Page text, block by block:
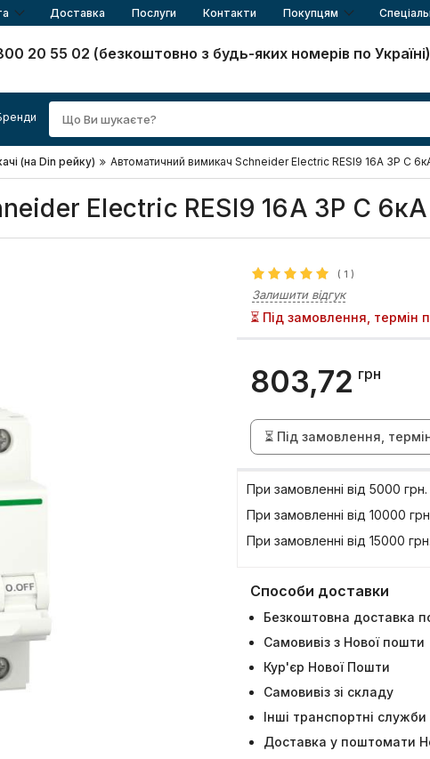
Доставка Послуги Контакти Покупцям
20 55 02 (безкоштовно з будь-яких номерів по Україні)
(на Din рейку) Автоматичний вимикач Schneider Electric RESI9 16А 3P C
Electric RESI9 16А 3P C 6кА
( 1 )
Залишити відгук
⏳ Під замовлення, термін
803,72 грн
⏳ Під замовлення,
При замовленні вiд 5000 грн.
При замовленні вiд 10000
При замовленні вiд 15000 грн.
Способи доставки
Безкоштовна доставка
Самовивіз з Нової пошти
Кур'єр Нової Пошти
Самовивіз зі складу
Інші транспортні служби
Доставка у поштомати